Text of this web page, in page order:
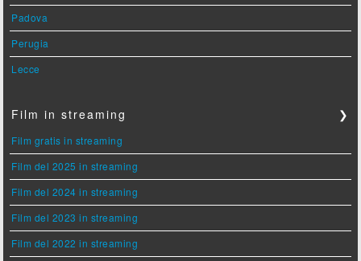
Padova
Perugia
Lecce
Film in streaming ❯
Film gratis in streaming
Film del 2025 in streaming
Film del 2024 in streaming
Film del 2023 in streaming
Film del 2022 in streaming